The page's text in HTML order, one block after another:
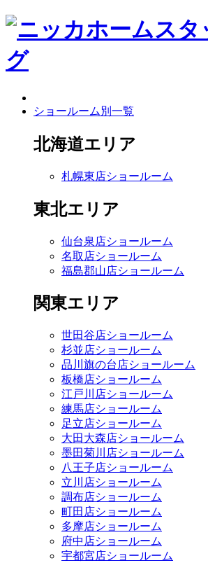
ショールーム別一覧
北海道エリア
札幌東店ショールーム
東北エリア
仙台泉店ショールーム
名取店ショールーム
福島郡山店ショールーム
関東エリア
世田谷店ショールーム
杉並店ショールーム
品川旗の台店ショールーム
板橋店ショールーム
江戸川店ショールーム
練馬店ショールーム
足立店ショールーム
大田大森店ショールーム
墨田菊川店ショールーム
八王子店ショールーム
立川店ショールーム
調布店ショールーム
町田店ショールーム
多摩店ショールーム
府中店ショールーム
宇都宮店ショールーム